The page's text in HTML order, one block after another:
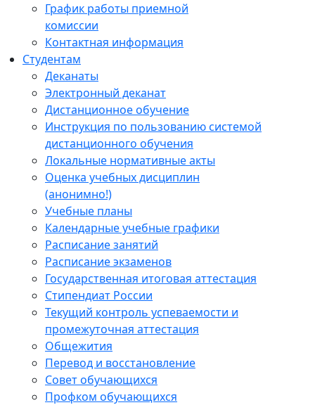
График работы приемной
комиссии
Контактная информация
Студентам
Деканаты
Электронный деканат
Дистанционное обучение
Инструкция по пользованию системой
дистанционного обучения
Локальные нормативные акты
Оценка учебных дисциплин
(анонимно!)
Учебные планы
Календарные учебные графики
Расписание занятий
Расписание экзаменов
Государственная итоговая аттестация
Стипендиат России
Текущий контроль успеваемости и
промежуточная аттестация
Общежития
Перевод и восстановление
Совет обучающихся
Профком обучающихся